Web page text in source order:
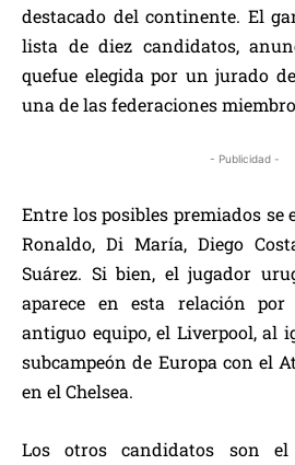
destacado del continente. El
lista de diez candidatos,
quefue elegida por un jurado
una de las federaciones
- Publicidad -
Entre los posibles premiados
Ronaldo, Di María, Diego
Suárez. Si bien, el jugador
aparece en esta relación
antiguo equipo, el Liverpool, al
subcampeón de Europa con el
en el Chelsea.
Los otros candidatos son el